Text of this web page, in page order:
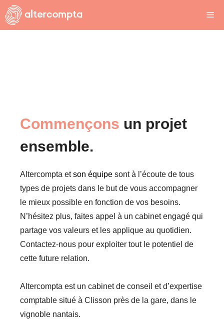
Aller
au
Commençons un projet
ensemble.
Altercompta etson équipe sont à l’écoute de tous
types de projets dans le but de vous accompagner
le mieux possible en fonction de vos besoins.
N’hésitez plus, faites appel à un cabinet engagé qui
partage vos valeurs et les applique au quotidien.
Contactez-nous pour exploiter tout le potentiel de
cette future relation.
Altercompta est un cabinet de conseil et d’expertise
comptable situé à Clisson près de la gare, dans le
vignoble nantais.